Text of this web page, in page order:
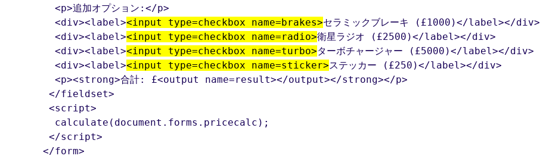
  <p>追加オプション:</p>
  <div><label>
<input type=checkbox name=brakes>セラミックブレーキ (£1000)</label></div>
  <div><label>
<input type=checkbox name=radio>衛星ラジオ (£2500)</label></div>
  <div><label>
<input type=checkbox name=turbo>ターボチャージャー (£5000)</label></div>
  <div><label>
<input type=checkbox name=sticker>ステッカー (£250)</label></div>
  <p><strong>合計: £<output name=result></output></strong></p>
</fieldset>
<script>
  calculate(document.forms.pricecalc);
</script>
</form>